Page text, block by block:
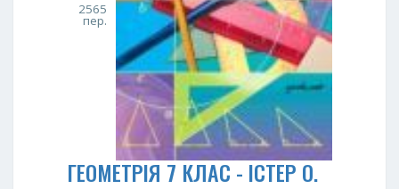
2565
пер.
ГЕОМЕТРІЯ 7 КЛАС - ІСТЕР О.